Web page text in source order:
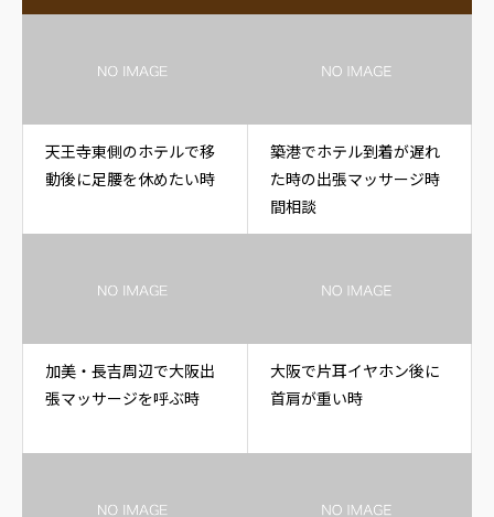
天王寺東側のホテルで移
動後に足腰を休めたい時
築港でホテル到着が遅れ
た時の出張マッサージ時
間相談
加美・長吉周辺で大阪出
張マッサージを呼ぶ時
大阪で片耳イヤホン後に
首肩が重い時